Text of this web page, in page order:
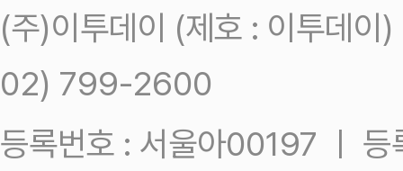
(주)이투데이 (제호 : 이투데
02) 799-2600
등록번호 : 서울아00197 ㅣ